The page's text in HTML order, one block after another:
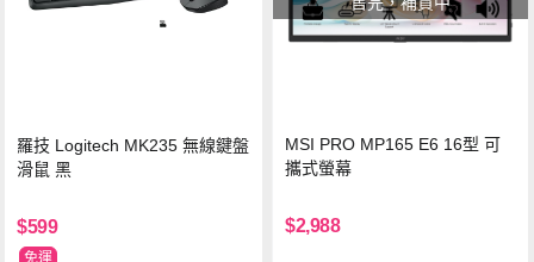
羅技 Logitech MK235 無線鍵盤
滑鼠 黑
$599
MSI PRO MP165 E6 16型 可
攜式螢幕
$2,988